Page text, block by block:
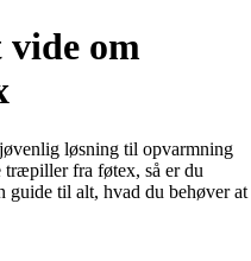
om
løsning til opvarmning
fra føtex, så er du
guide til alt, hvad du behøver at